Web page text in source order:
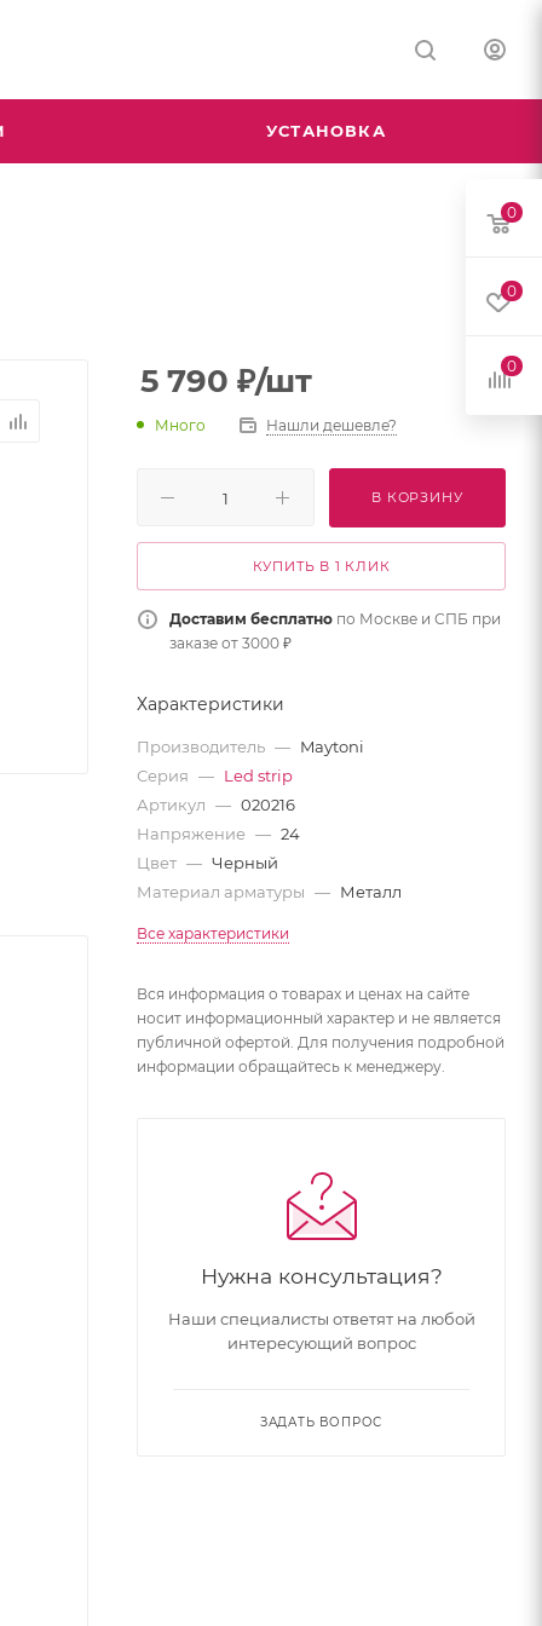
УСТАНОВКА
5 790 ₽/шт
Много Нашли дешевле?
В КОРЗИНУ
КУПИТЬ В 1 КЛИК
Доставим бесплатно по Москве и СПБ при
заказе от 3000 ₽
Характеристики
Производитель — Maytoni
Серия — Led strip
Артикул — 020216
Напряжение — 24
Цвет — Черный
Материал арматуры — Металл
Все характеристики
Вся информация о товарах и ценах на сайте
носит информационный характер и не является
публичной офертой. Для получения подробной
информации обращайтесь к менеджеру.
Нужна консультация?
Наши специалисты ответят на любой
интересующий вопрос
ЗАДАТЬ ВОПРОС
0
0
0